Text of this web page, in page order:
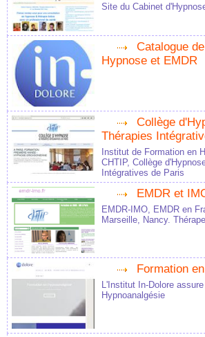
Site du Cabinet
Catalogue
Hypnose et EMDR
Collège
Thérapies
Institut de Formation en
CHTIP, Collège
Intégratives de Paris
EMDR et
EMDR-IMO, EMDR en
Marseille, Nancy.
Formation
L'Institut In-Dolore
Hypnoanalgésie